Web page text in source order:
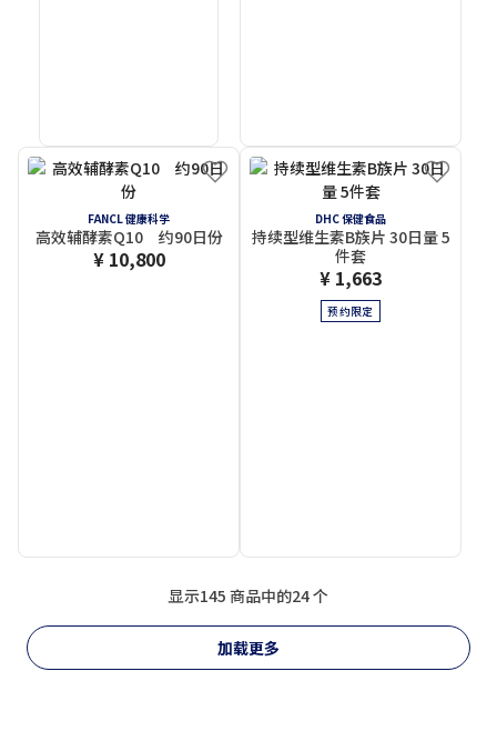
FANCL 健康科学
高效辅酵素Q10 约90日份
¥ 10,800
DHC 保健食品
持续型维生素B族片 30日量 5
件套
¥ 1,663
预约限定
显示145 商品中的24 个
加载更多